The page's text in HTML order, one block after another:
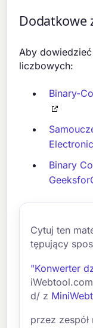
Dodatkowe
Aby
liczbowych:
Binary-
Binary
Cytuj ten
tępujący
"Konwerter
d/ z
przez